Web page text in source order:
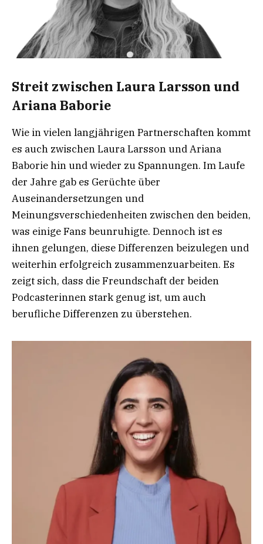
Streit zwischen Laura Larsson und
Ariana Baborie
Wie in vielen langjährigen Partnerschaften kommt
es auch zwischen Laura Larsson und Ariana
Baborie hin und wieder zu Spannungen. Im Laufe
der Jahre gab es Gerüchte über
Auseinandersetzungen und
Meinungsverschiedenheiten zwischen den beiden,
was einige Fans beunruhigte. Dennoch ist es
ihnen gelungen, diese Differenzen beizulegen und
weiterhin erfolgreich zusammenzuarbeiten. Es
zeigt sich, dass die Freundschaft der beiden
Podcasterinnen stark genug ist, um auch
berufliche Differenzen zu überstehen.